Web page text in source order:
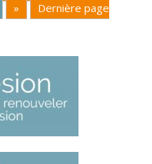
»
Dernière page